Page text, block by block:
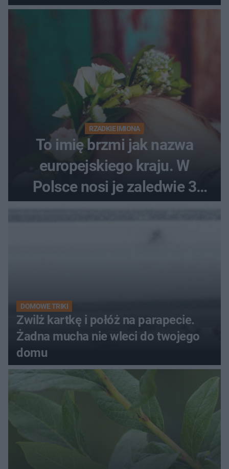
RZADKIE IMIONA
To imię brzmi jak nazwa
europejskiego kraju. W
Polsce nosi je zaledwie 3
kobiety
DOMOWE TRIKI
Zwilż kartkę i połóż na parapecie.
Żadna mucha nie wleci do twojego
domu